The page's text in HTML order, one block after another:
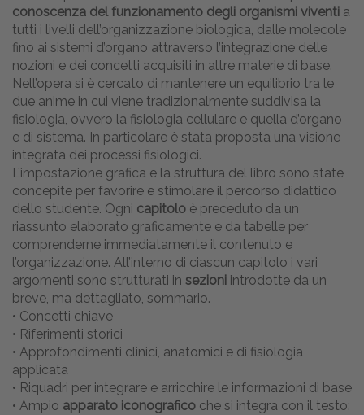
conoscenza del funzionamento degli organismi viventi a
tutti i livelli dell’organizzazione biologica, dalle molecole
fino ai sistemi d’organo attraverso l’integrazione delle
nozioni e dei concetti acquisiti in altre materie di base.
Nell’opera si è cercato di mantenere un equilibrio tra le
due anime in cui viene tradizionalmente suddivisa la
fisiologia, ovvero la fisiologia cellulare e quella d’organo
e di sistema. In particolare è stata proposta una visione
integrata dei processi fisiologici.
L’impostazione grafica e la struttura del libro sono state
concepite per favorire e stimolare il percorso didattico
dello studente. Ogni capitolo è preceduto da un
riassunto elaborato graficamente e da tabelle per
comprenderne immediatamente il contenuto e
l’organizzazione. All’interno di ciascun capitolo i vari
argomenti sono strutturati in sezioni introdotte da un
breve, ma dettagliato, sommario.
• Concetti chiave
• Riferimenti storici
• Approfondimenti clinici, anatomici e di fisiologia
applicata
• Riquadri per integrare e arricchire le informazioni di base
• Ampio apparato iconografico che si integra con il testo: